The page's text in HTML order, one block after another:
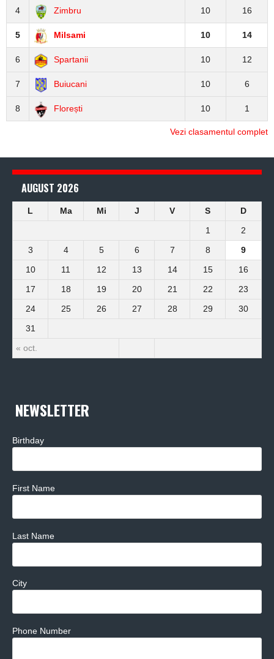
4 Zimbru 10 16
5 Milsami 10 14
6 Spartanii 10 12
7 Buiucani 10 6
8 Florești 10 1
Vezi clasamentul complet
AUGUST 2026
L Ma Mi J V S D
« oct.
1
2
3
4 5 6 7 8
9
10
11 12 13 14 15
16
17
18 19 20 21 22
23
24
25 26 27 28 29
30
31
NEWSLETTER
Birthday
First Name
Last Name
City
Phone Number